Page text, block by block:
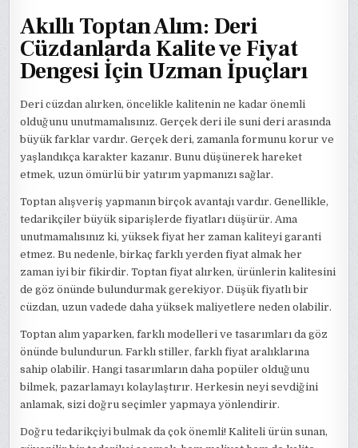
Akıllı Toptan Alım: Deri
Cüzdanlarda Kalite ve Fiyat
Dengesi İçin Uzman İpuçları
Deri cüzdan alırken, öncelikle kalitenin ne kadar önemli
olduğunu unutmamalısınız. Gerçek deri ile suni deri arasında
büyük farklar vardır. Gerçek deri, zamanla formunu korur ve
yaşlandıkça karakter kazanır. Bunu düşünerek hareket
etmek, uzun ömürlü bir yatırım yapmanızı sağlar.
Toptan alışveriş yapmanın birçok avantajı vardır. Genellikle,
tedarikçiler büyük siparişlerde fiyatları düşürür. Ama
unutmamalısınız ki, yüksek fiyat her zaman kaliteyi garanti
etmez. Bu nedenle, birkaç farklı yerden fiyat almak her
zaman iyi bir fikirdir. Toptan fiyat alırken, ürünlerin kalitesini
de göz önünde bulundurmak gerekiyor. Düşük fiyatlı bir
cüzdan, uzun vadede daha yüksek maliyetlere neden olabilir.
Toptan alım yaparken, farklı modelleri ve tasarımları da göz
önünde bulundurun. Farklı stiller, farklı fiyat aralıklarına
sahip olabilir. Hangi tasarımların daha popüler olduğunu
bilmek, pazarlamayı kolaylaştırır. Herkesin neyi sevdiğini
anlamak, sizi doğru seçimler yapmaya yönlendirir.
Doğru tedarikçiyi bulmak da çok önemli! Kaliteli ürün sunan,